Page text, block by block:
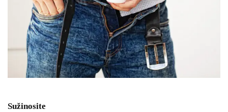
Sužinosite